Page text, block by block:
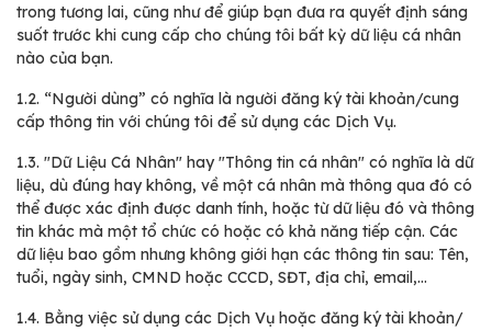
trong tương lai, cũng như để giúp bạn đưa ra quyết định sáng
suốt trước khi cung cấp cho chúng tôi bất kỳ dữ liệu cá nhân
nào của bạn.
1.2. “Người dùng” có nghĩa là người đăng ký tài khoản/cung
cấp thông tin với chúng tôi để sử dụng các Dịch Vụ.
1.3. "Dữ Liệu Cá Nhân" hay "Thông tin cá nhân" có nghĩa là dữ
liệu, dù đúng hay không, về một cá nhân mà thông qua đó có
thể được xác định được danh tính, hoặc từ dữ liệu đó và thông
tin khác mà một tổ chức có hoặc có khả năng tiếp cận. Các
dữ liệu bao gồm nhưng không giới hạn các thông tin sau: Tên,
tuổi, ngày sinh, CMND hoặc CCCD, SĐT, địa chỉ, email,…
1.4. Bằng việc sử dụng các Dịch Vụ hoặc đăng ký tài khoản/